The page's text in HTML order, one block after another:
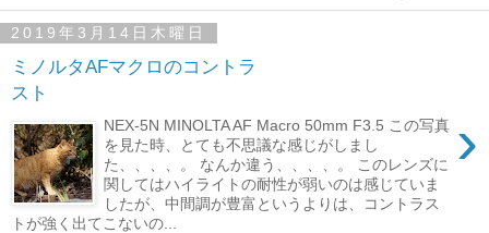
2019年3月14日木曜日
ミノルタAFマクロのコントラ
スト
›
NEX-5N MINOLTA AF Macro 50mm F3.5 この写真
を見た時、とても不思議な感じがしまし
た、、、、。 なんか違う、、、、。 このレンズに
関してはハイライトの耐性が弱いのは感じていま
したが、中間調が豊富というよりは、コントラス
トが強く出てこないの...